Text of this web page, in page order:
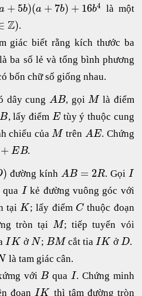
+ 5b)(a + 7b) + 16b4
là một
Z).
giác biết rằng kích thước ba
ba số lẻ và tổng bình phương
bốn chữ số giống nhau.
dây cung AB, gọiM là điểm
B, lấy điểm Etùy ý thuộc cung
chiếu củaM trên AE. Chứng
+ EB.
) đường kính AB = 2R. GọiI
qua I kẻ đường vuông góc với
tạiK ; lấy điểm C thuộc đoạn
tròn tạiM; tiếp tuyến vói
IK ởN ; BM cắt tia IK ởD.
là tam giác cân.
vớiB qua I. Chứng minh
đoạnIK thì tâm đường tròn